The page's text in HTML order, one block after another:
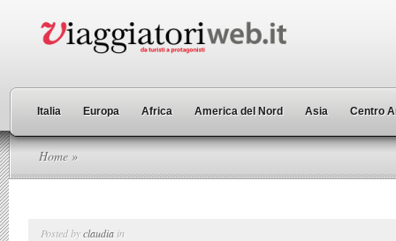
Italia Europa Africa America del Nord Asia Centro
Home »
Posted byclaudia in